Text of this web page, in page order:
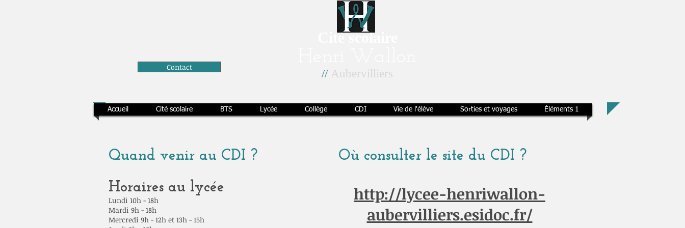
Contact
Cité scolaire
//Aubervilliers
Accueil Cité scolaire BTS Lycée Collège CDI Vie de l'élève Sorties et voyages Éléments 1
Quand venir au CDI ?
Horaires au lycée
Lundi 10h - 18h
Mardi 9h - 18h
Mercredi 9h - 12h et 13h - 15h
Où consulter le site du CDI ?
http://lycee-henriwallon-
aubervilliers.esidoc.fr/